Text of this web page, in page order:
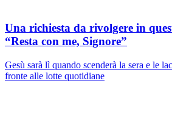
Una richiesta da rivolgere in
“Resta con me, Signore”
Gesù sarà lì quando scenderà la sera e le
fronte alle lotte quotidiane